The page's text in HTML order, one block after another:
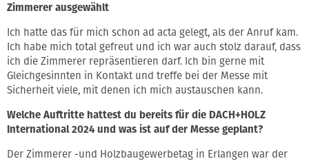
Zimmerer ausgewählt
Ich hatte das für mich schon ad acta gelegt, als der Anruf kam.
Ich habe mich total gefreut und ich war auch stolz darauf, dass
ich die Zimmerer repräsentieren darf. Ich bin gerne mit
Gleichgesinnten in Kontakt und treffe bei der Messe mit
Sicherheit viele, mit denen ich mich austauschen kann.
Welche Auftritte hattest du bereits für die DACH+HOLZ
International 2024 und was ist auf der Messe geplant?
Der Zimmerer -und Holzbaugewerbetag in Erlangen war der